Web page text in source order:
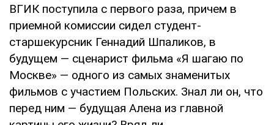
ВГИК поступила с первого раза, причем в
приемной комиссии сидел студент-
старшекурсник Геннадий Шпаликов, в
будущем — сценарист фильма «Я шагаю по
Москве» — одного из самых знаменитых
фильмов с участием Польских. Знал ли он, что
перед ним — будущая Алена из главной